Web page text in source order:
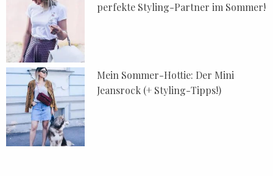
perfekte Styling-Partner im Sommer!
Mein Sommer-Hottie: Der Mini
Jeansrock (+ Styling-Tipps!)